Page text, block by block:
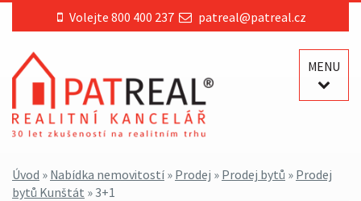
Volejte 800 400 237 patreal@patreal.cz
MENU
Úvod » Nabídka nemovitostí » Prodej » Prodej bytů » Prodej
bytů Kunštát » 3+1